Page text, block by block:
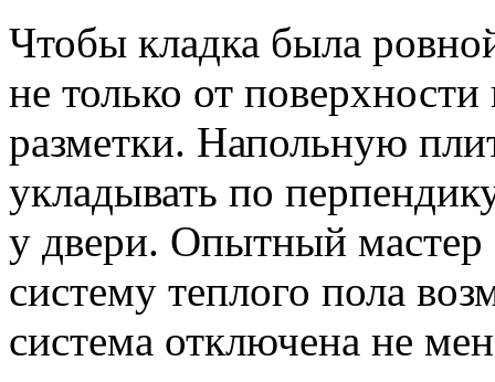
Чтобы кладка была
не только от
разметки. Напольную
укладывать по
у двери. Опытный мастер
систему теплого пола
система отключена не